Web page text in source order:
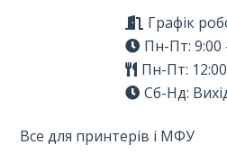
Графік
Пн-Пт: 9:00
Пн-Пт:
Сб-Нд:
Все для принтерів і МФУ